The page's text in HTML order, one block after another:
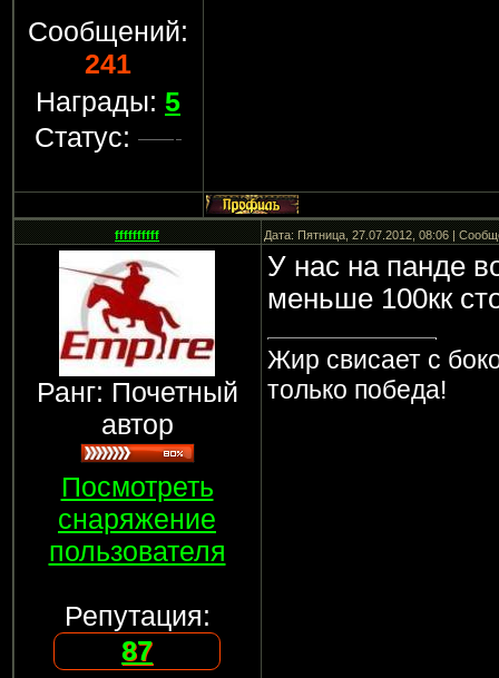
Сообщений:
241
Награды: 5
Статус:
ffffffffff Дата: Пятница, 27.07.2012, 08:06 |
Ранг: Почетный
автор
Посмотреть
снаряжение
пользователя
Репутация:
87
У нас на панде
меньше 100кк
Жир свисает с
только победа!